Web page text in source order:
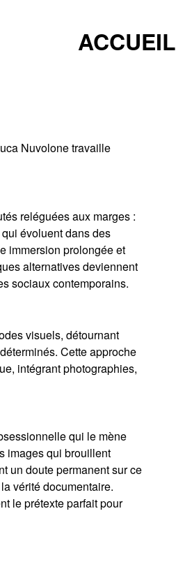
ACCUEIL
Nuvolone travaille
reléguées aux marges :
évoluent dans des
immersion prolongée et
alternatives deviennent
sociaux contemporains.
visuels, détournant
Cette approche
intégrant photographies,
qui le mène
images qui brouillent
un doute permanent sur ce
vérité documentaire.
le prétexte parfait pour